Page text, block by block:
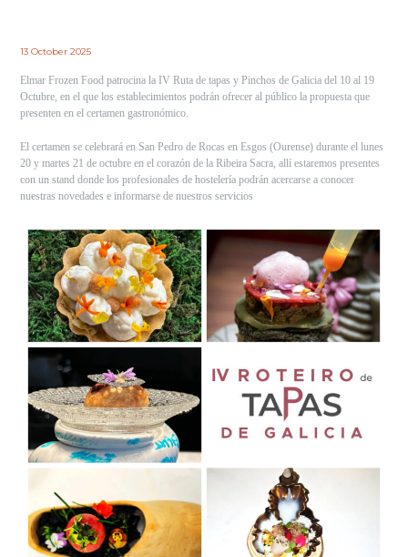
13 October 2025
Elmar Frozen Food patrocina la IV Ruta de tapas y Pinchos de Galicia del 10 al 19
Octubre, en el que los establecimientos podrán ofrecer al público la propuesta que
presenten en el certamen gastronómico.
El certamen se celebrará en San Pedro de Rocas en Esgos (Ourense) durante el lunes
20 y martes 21 de octubre en el corazón de la Ribeira Sacra, allí estaremos presentes
con un stand donde los profesionales de hostelería podrán acercarse a conocer
nuestras novedades e informarse de nuestros servicios